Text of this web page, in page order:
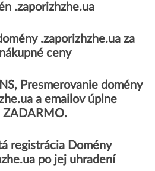
.zaporizhzhe.ua
.zaporizhzhe.ua za
nákupné ceny
Presmerovanie domény
a emailov úplne
ZADARMO.
registrácia Domény
po jej uhradení